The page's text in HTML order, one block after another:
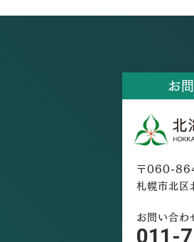
お
〒060-
札幌市北
お問い合わ
011-